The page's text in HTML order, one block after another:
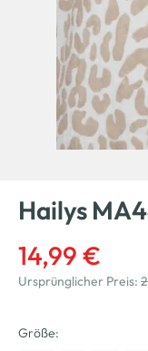
Hailys
14,99 €
Ursprünglicher Preis:
Größe: